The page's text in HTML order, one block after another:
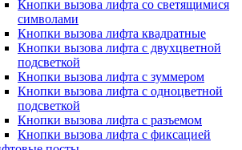
Кнопки вызова лифта со светящимися
символами
Кнопки вызова лифта квадратные
Кнопки вызова лифта с двухцветной
подсветкой
Кнопки вызова лифта с зуммером
Кнопки вызова лифта с одноцветной
подсветкой
Кнопки вызова лифта с разъемом
Кнопки вызова лифта с фиксацией